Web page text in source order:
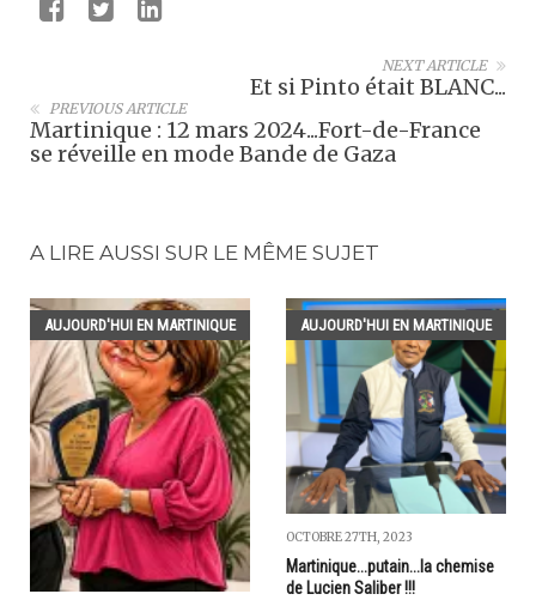
NEXT ARTICLE
Et si Pinto était BLANC...
PREVIOUS ARTICLE
Martinique : 12 mars 2024...Fort-de-France
se réveille en mode Bande de Gaza
A LIRE AUSSI SUR LE MÊME SUJET
AUJOURD'HUI EN MARTINIQUE AUJOURD'HUI EN MARTINIQUE
OCTOBRE 27TH, 2023
Martinique...putain...la chemise
de Lucien Saliber !!!